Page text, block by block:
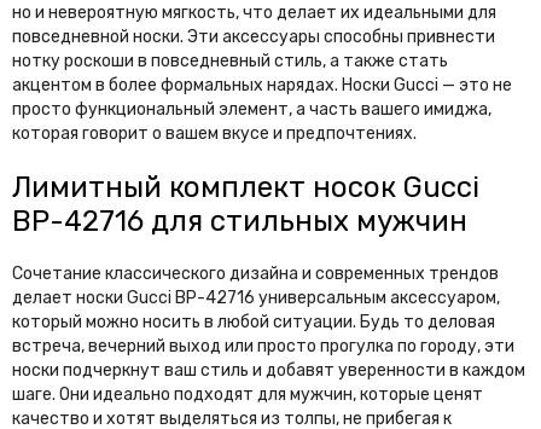
но и невероятную мягкость, что делает их идеальными для
повседневной носки. Эти аксессуары способны привнести
нотку роскоши в повседневный стиль, а также стать
акцентом в более формальных нарядах. Носки Gucci — это не
просто функциональный элемент, а часть вашего имиджа,
которая говорит о вашем вкусе и предпочтениях.
Лимитный комплект носок Gucci
BP-42716 для стильных мужчин
Сочетание классического дизайна и современных трендов
делает носки Gucci BP-42716 универсальным аксессуаром,
который можно носить в любой ситуации. Будь то деловая
встреча, вечерний выход или просто прогулка по городу, эти
носки подчеркнут ваш стиль и добавят уверенности в каждом
шаге. Они идеально подходят для мужчин, которые ценят
качество и хотят выделяться из толпы, не прибегая к